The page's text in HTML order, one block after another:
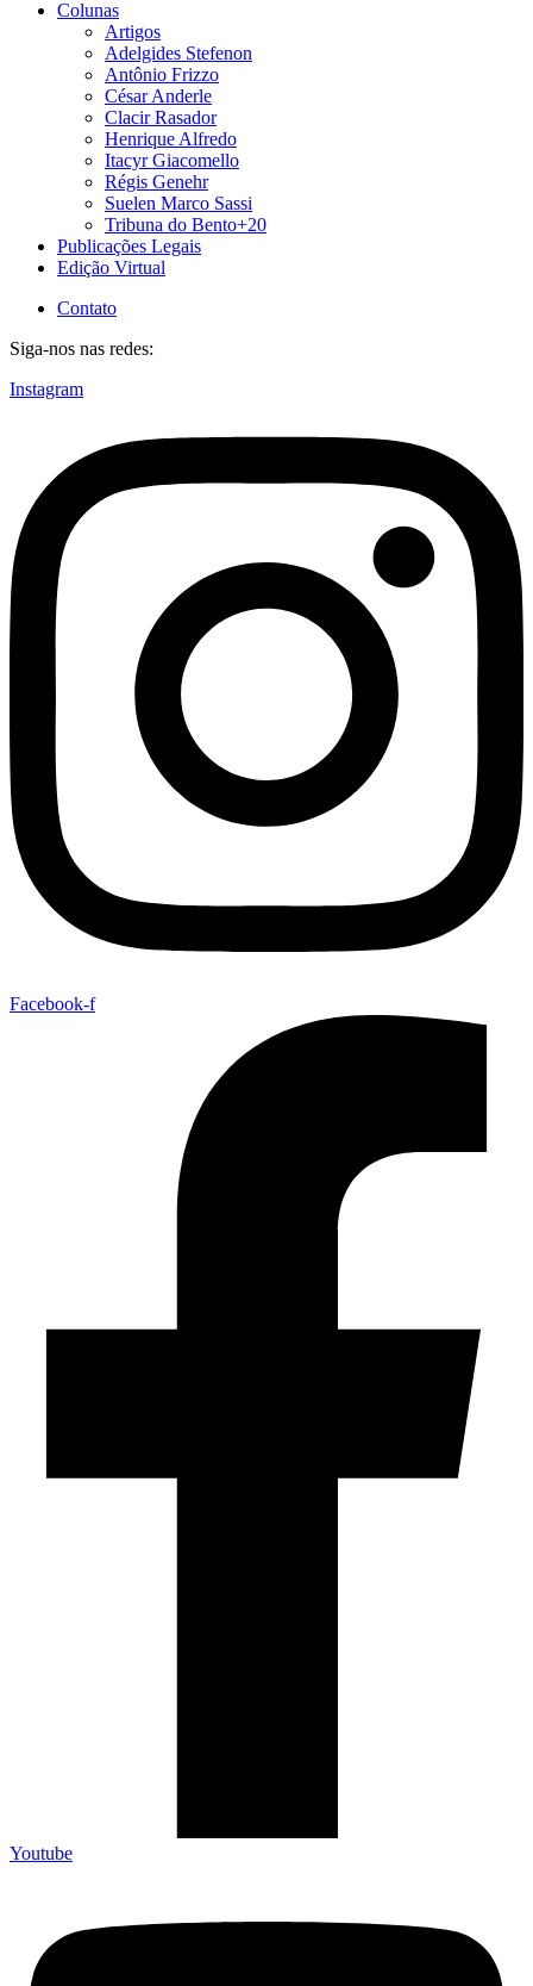
Colunas
Artigos
Adelgides Stefenon
Antônio Frizzo
César Anderle
Clacir Rasador
Henrique Alfredo
Itacyr Giacomello
Régis Genehr
Suelen Marco Sassi
Tribuna do Bento+20
Publicações Legais
Edição Virtual
Contato
Siga-nos nas redes:
Instagram
Facebook-f
Youtube